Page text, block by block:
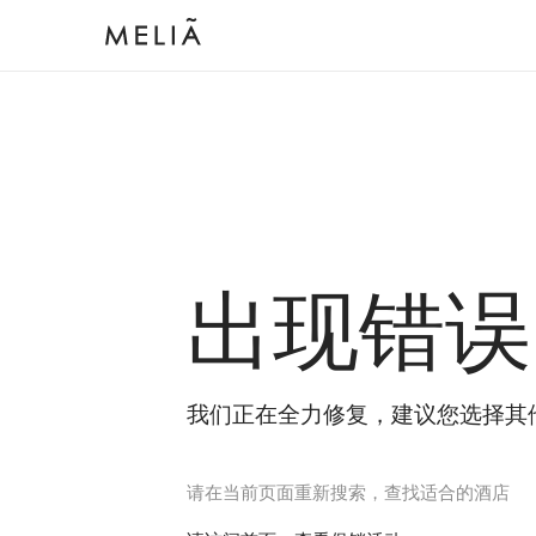
出现错误
我们正在全力修复，建议您选择其
请在当前页面重新搜索，查找适合的酒店